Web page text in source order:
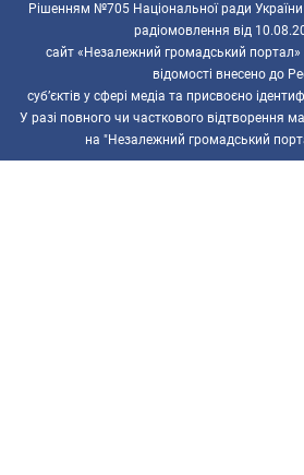
Рішенням №705 Національної ради
радіомовлення від
сайт «Незалежний громадський портал»
відомості внесено до
суб’єктів у сфері медіа та присвоєно
У разі повного чи часткового відтворення
на "Незалежний громадський